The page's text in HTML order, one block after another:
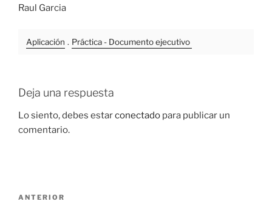
Raul Garcia
Aplicación . Práctica - Documento ejecutivo
Deja una respuesta
Lo siento, debes estarconectado para publicar un
comentario.
Navegación
Entrada
ANTERIOR